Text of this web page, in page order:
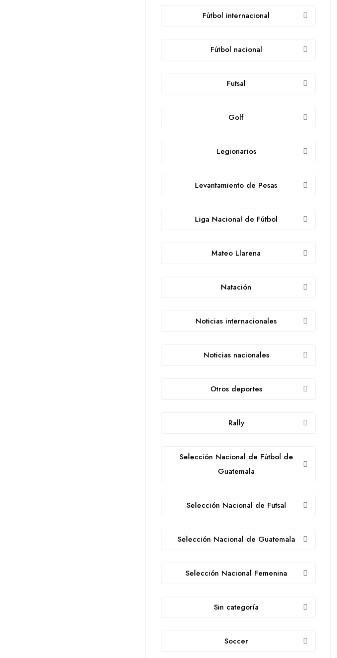
Fútbol internacional
Fútbol nacional
Futsal
Golf
Legionarios
Levantamiento de Pesas
Liga Nacional de Fútbol
Mateo Llarena
Natación
Noticias internacionales
Noticias nacionales
Otros deportes
Rally
Selección Nacional de Fútbol de
Guatemala
Selección Nacional de Futsal
Selección Nacional de Guatemala
Selección Nacional Femenina
Sin categoría
Soccer